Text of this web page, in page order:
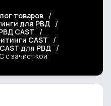
товаров
для РВД
CAST
CAST
для РВД
с зачисткой